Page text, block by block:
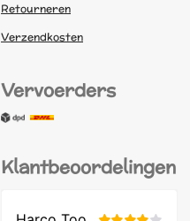
Retourneren
Verzendkosten
Vervoerders
Klantbeoordelingen